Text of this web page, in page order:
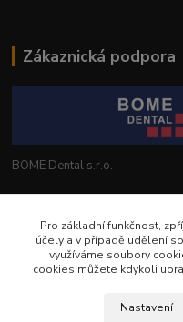
Zákaznická podpora
BOME Dental s.r.o.
info@bomedental.eu
Pro základní funkčnost,
účely a v případě udělení
využíváme soubory
cookies můžete kdykoli
Nastavení